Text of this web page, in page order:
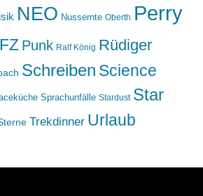
NEO Nussernte Oberth Perry
Punk Ralf König Rüdiger
Schreiben Science
Sprachunfälle Stardust Star
Trekdinner Urlaub